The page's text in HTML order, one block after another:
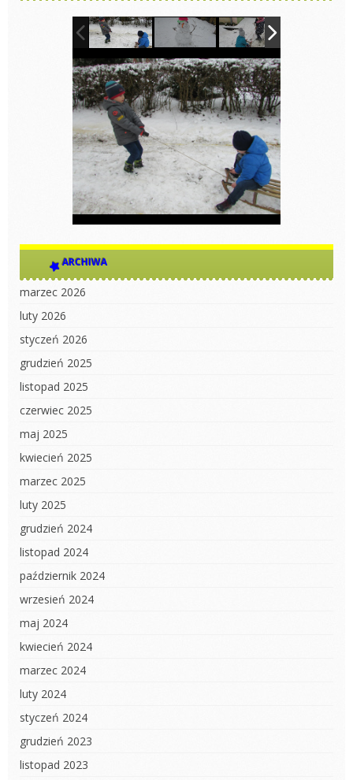
ARCHIWA
marzec 2026
luty 2026
styczeń 2026
grudzień 2025
listopad 2025
czerwiec 2025
maj 2025
kwiecień 2025
marzec 2025
luty 2025
grudzień 2024
listopad 2024
październik 2024
wrzesień 2024
maj 2024
kwiecień 2024
marzec 2024
luty 2024
styczeń 2024
grudzień 2023
listopad 2023